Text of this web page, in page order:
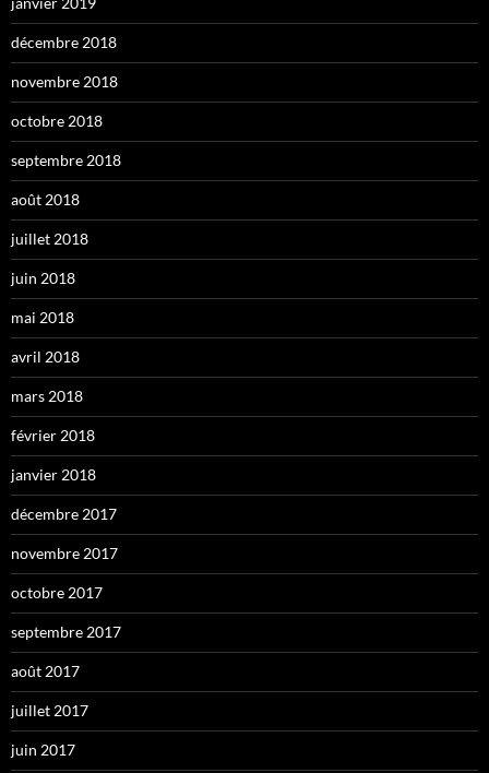
décembre 2018
novembre 2018
octobre 2018
septembre 2018
août 2018
juillet 2018
juin 2018
mai 2018
avril 2018
mars 2018
février 2018
janvier 2018
décembre 2017
novembre 2017
octobre 2017
septembre 2017
août 2017
juillet 2017
juin 2017